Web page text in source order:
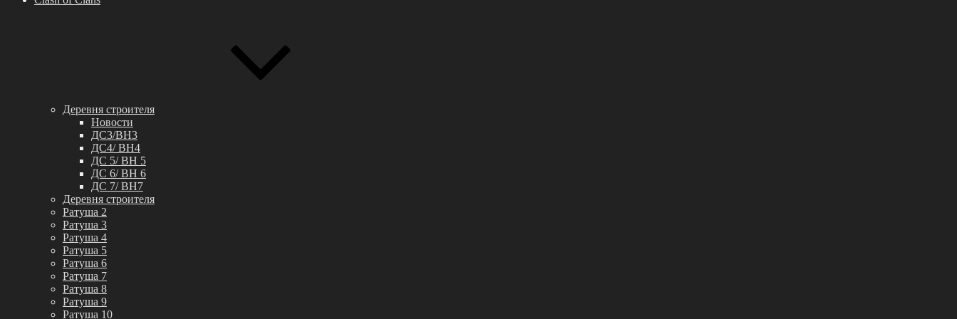
Деревня строителя
Новости
ДС3/BH3
ДС4/ BH4
ДС 5/ BH 5
ДС 6/ BH 6
ДС 7/ BH7
Деревня строителя
Ратуша 2
Ратуша 3
Ратуша 4
Ратуша 5
Ратуша 6
Ратуша 7
Ратуша 8
Ратуша 9
Ратуша 10